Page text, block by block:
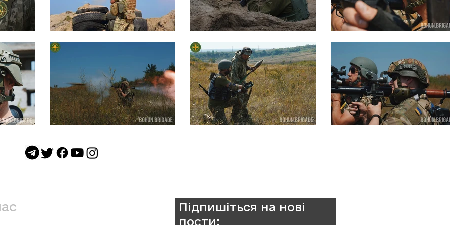
Підпишіться на нові
пости: